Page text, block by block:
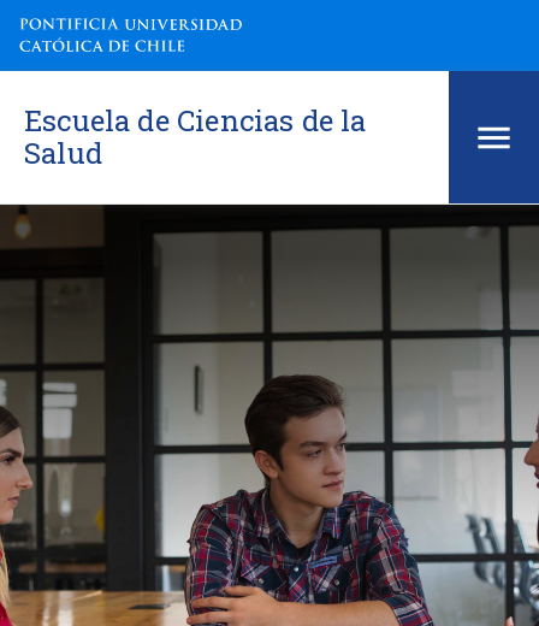
Escuela de Ciencias de la
Salud